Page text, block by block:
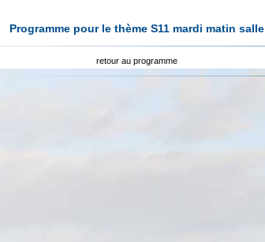
Programme pour le thème S11 mardi matin salle
retour au programme